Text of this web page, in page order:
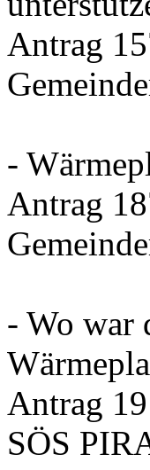
Antrag
-
Antrag
- Wo war
Antrag
SÖS